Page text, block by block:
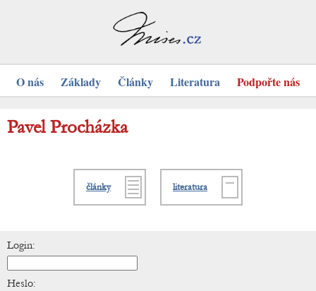
O nás Základy Články Literatura Podpořte nás
Pavel Procházka
články literatura
Login:
Heslo: